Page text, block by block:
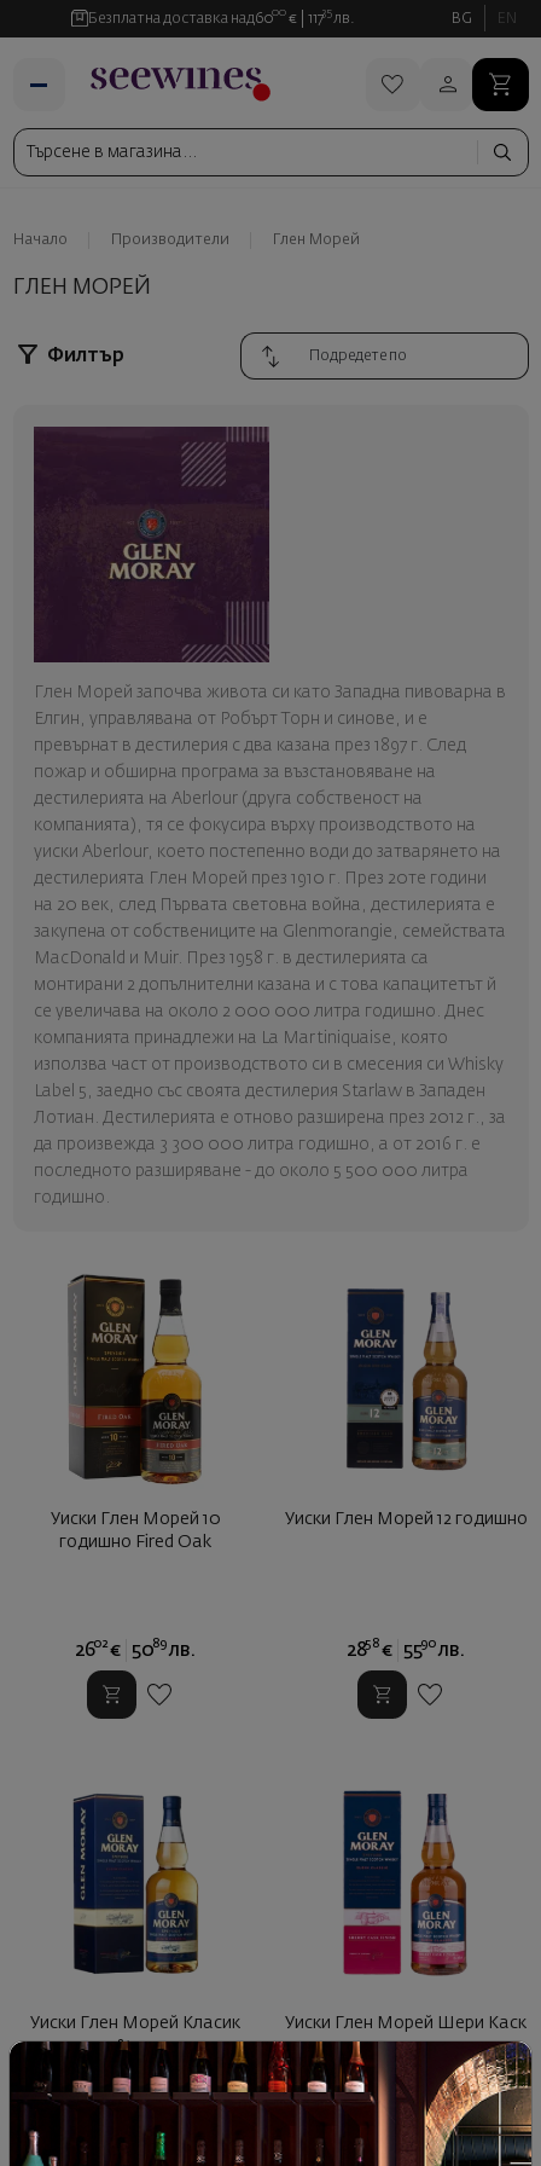
Безплатна доставка над6000 € 11735 лв. BG EN
Начало Производители Глен Морей
ГЛЕН МОРЕЙ
Филтър
Глен Морей започва живота си като Западна пивоварна в
Елгин, управлявана от Робърт Торн и синове, и е
превърнат в дестилерия с два казана през 1897 г. След
пожар и обширна програма за възстановяване на
дестилерията на Aberlour (друга собственост на
компанията), тя се фокусира върху производството на
уиски Aberlour, което постепенно води до затварянето на
дестилерията Глен Морей през 1910 г. През 20те години
на 20 век, след Първата световна война, дестилерията е
закупена от собствениците на Glenmorangie, семействата
MacDonald и Muir. През 1958 г. в дестилерията са
монтирани 2 допълнителни казана и с това капацитетът й
се увеличава на около 2 000 000 литра годишно. Днес
компанията принадлежи на La Martiniquaise, която
използва част от производството си в смесения си Whisky
Label 5, заедно със своята дестилерия Starlaw в Западен
Лотиан. Дестилерията е отново разширена през 2012 г., за
да произвежда 3 300 000 литра годишно, а от 2016 г. е
последното разширяване - до около 5 500 000 литра
годишно.
Уиски Глен Морей 10
годишно Fired Oak
2602 € 5089 лв.
Уиски Глен Морей 12 годишно
2858 € 5590 лв.
Уиски Глен Морей Класик
40%, 0.7л
18 00
Уиски Глен Морей Шери Каск
0.7л.
19 39 00 лв.